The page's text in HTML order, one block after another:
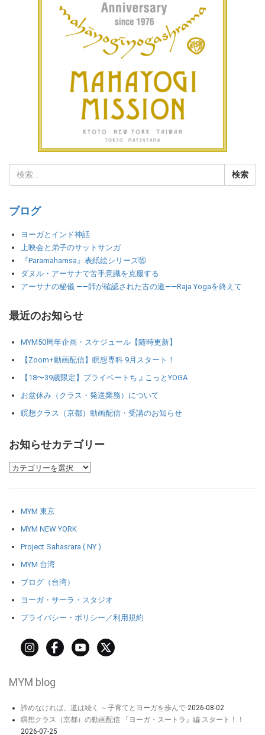
ブログ
ヨーガとインド神話
上映会と弟子のサットサンガ
『Paramahamsa』表紙絵シリーズ⑮
ダヌル・アーサナで苦手意識を克服する
アーサナの秘儀 ――師が確認された古の道――Raja Yogaを終えて
最近のお知らせ
MYM50周年企画・スケジュール【随時更新】
【Zoom+動画配信】瞑想専科 9月スタート！
【18〜39歳限定】プライベートちょこっとYOGA
お盆休み（クラス・発送業務）について
瞑想クラス（京都）動画配信・受講のお知らせ
お知らせカテゴリー
MYM 東京
MYM NEW YORK
Project Sahasrara ( NY )
MYM 台湾
ブログ（台湾）
ヨーガ・サーラ・スタジオ
プライバシー・ポリシー／利用規約
MYM blog
諦めなければ、道は続く ～子育てとヨーガを歩んで 2026-08-02
瞑想クラス（京都）の動画配信 『ヨーガ・スートラ』編 スタート！！
2026-07-25